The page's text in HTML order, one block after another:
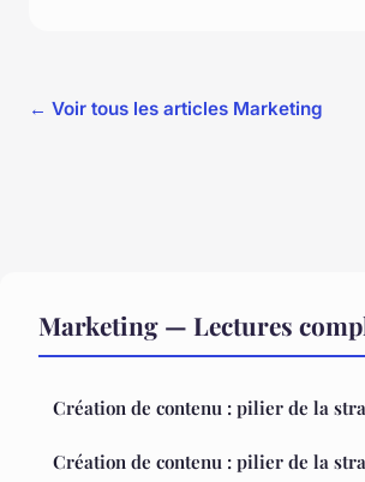
← Voir tous les articles Marketing
Marketing — Lectures
Création de contenu : pilier de la
Création de contenu : pilier de la